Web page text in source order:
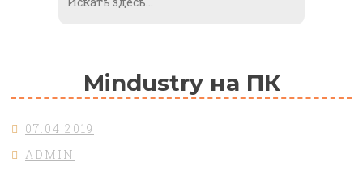
Mindustry на ПК
07.04.2019
ADMIN